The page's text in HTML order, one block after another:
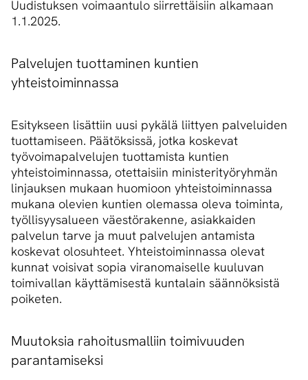
Uudistuksen voimaantulo siirrettäisiin alkamaan
1.1.2025.
Palvelujen tuottaminen kuntien
yhteistoiminnassa
Esitykseen lisättiin uusi pykälä liittyen palveluiden
tuottamiseen. Päätöksissä, jotka koskevat
työvoimapalvelujen tuottamista kuntien
yhteistoiminnassa, otettaisiin ministerityöryhmän
linjauksen mukaan huomioon yhteistoiminnassa
mukana olevien kuntien olemassa oleva toiminta,
työllisyysalueen väestörakenne, asiakkaiden
palvelun tarve ja muut palvelujen antamista
koskevat olosuhteet. Yhteistoiminnassa olevat
kunnat voisivat sopia viranomaiselle kuuluvan
toimivallan käyttämisestä kuntalain säännöksistä
poiketen.
Muutoksia rahoitusmalliin toimivuuden
parantamiseksi